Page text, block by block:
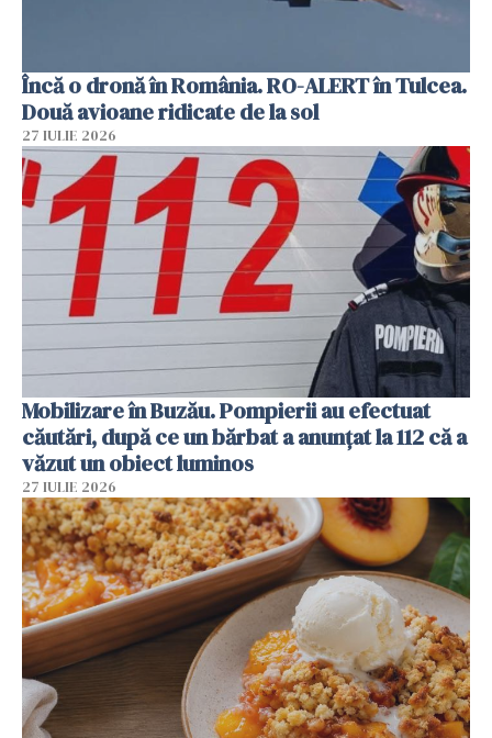
Încă o dronă în România. RO-ALERT în Tulcea.
Două avioane ridicate de la sol
27 IULIE 2026
Mobilizare în Buzău. Pompierii au efectuat
căutări, după ce un bărbat a anunțat la 112 că a
văzut un obiect luminos
27 IULIE 2026